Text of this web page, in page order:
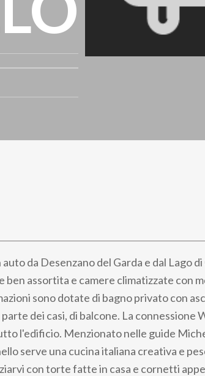
da Desenzano del Garda e dal Lago
assortita e camere climatizzate con
sono dotate di bagno privato con
dei casi, di balcone. La connessione
l'edificio. Menzionato nelle guide
serve una cucina italiana creativa e
con torte fatte in casa e cornetti